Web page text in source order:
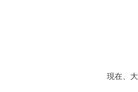
現在、